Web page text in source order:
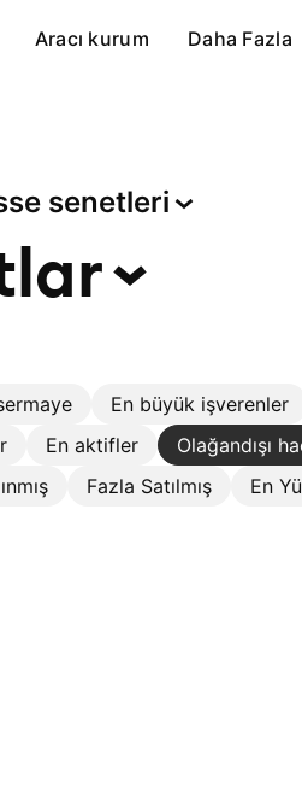
Aracı kurum Daha Fazla
senetleri
En büyük işverenler
En aktifler Olağandışı
Fazla Satılmış En